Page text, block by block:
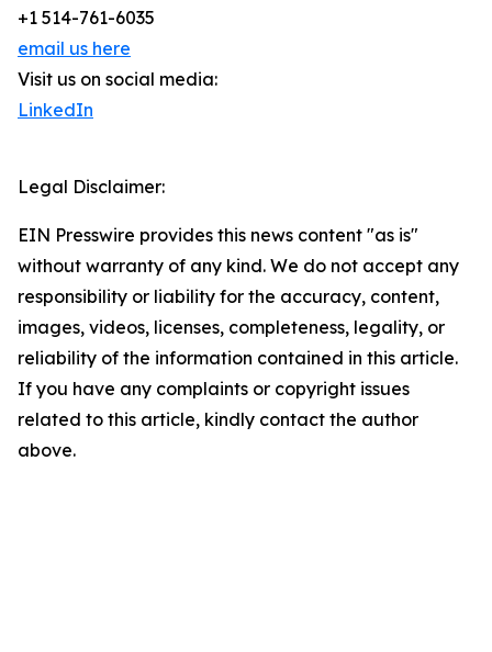
+1 514-761-6035
email us here
Visit us on social media:
LinkedIn
Legal Disclaimer:
EIN Presswire provides this news content "as is"
without warranty of any kind. We do not accept any
responsibility or liability for the accuracy, content,
images, videos, licenses, completeness, legality, or
reliability of the information contained in this article.
If you have any complaints or copyright issues
related to this article, kindly contact the author
above.